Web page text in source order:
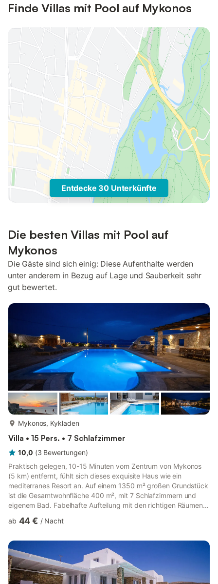
Finde Villas mit Pool auf Mykonos
Entdecke 30 Unterkünfte
Die besten Villas mit Pool auf
Mykonos
Die Gäste sind sich einig: Diese Aufenthalte werden
unter anderem in Bezug auf Lage und Sauberkeit sehr
gut bewertet.
Mykonos, Kykladen
Villa • 15 Pers. • 7 Schlafzimmer
10,0 (3 Bewertungen)
Praktisch gelegen, 10-15 Minuten vom Zentrum von Mykonos
(5 km) entfernt, fühlt sich dieses exquisite Haus wie ein
mediterranes Resort an. Auf einem 1350 m² großen Grundstück
ist die Gesamtwohnfläche 400 m², mit 7 Schlafzimmern und
eigenem Bad. Fabelhafte Aufteilung mit den richtigen Räumen –
geräumigen Gesellschaftsräumen. Das Haus bietet einen
besten Sonnenuntergänge der Insel ausgerichtet. **Ideal für
Familien und große Gruppen. Fliehen Sie in CASA DI MELI, eine
Luxusvil...
ab 44 € / Nacht